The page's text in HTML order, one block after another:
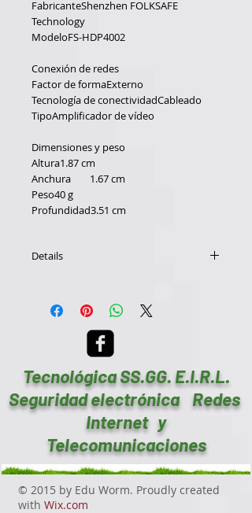
FabricanteShenzhen FOLKSAFE
Technology
ModeloFS-HDP4002
Conexión de redes
Factor de formaExterno
Tecnología de conectividadCableado
TipoAmplificador de vídeo
Dimensiones y peso
Altura1.87 cm
Anchura        1.67 cm
Peso40 g
Profundidad3.51 cm
Details
Technology
ModeloFS-HDP4002
Conexión de redes
Factor de formaExterno
Tecnología de conectividadCableado
TipoAmplificador de vídeo
Dimensiones y peso
Altura1.87 cm
Anchura 1.67 cm
Peso40 g
Profundidad3.51 cm
Tecnológica SS.GG. E.I.R.L.
Seguridad electrónica Redes
Internet y
Telecomunicaciones
© 2015 by Edu Worm. Proudly created
with Wix.com